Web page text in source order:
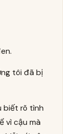
tôi đã bị
biết rõ tình
vì cậu mà